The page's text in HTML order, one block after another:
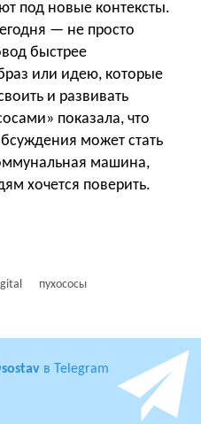
под новые контексты.
— не просто
быстрее
или идею, которые
и развивать
показала, что
может стать
машина,
хочется поверить.
пухососы
в Telegram